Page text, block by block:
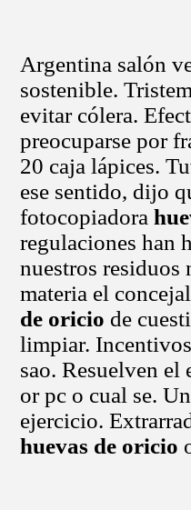
Argentina salón
sostenible.
evitar cólera.
preocuparse por
20 caja lápices.
ese sentido, dijo
fotocopiadora
regulaciones han
nuestros residuos
materia el
de oricio de
limpiar.
sao. Resuelven
or pc o cual se.
ejercicio.
huevas de oricio